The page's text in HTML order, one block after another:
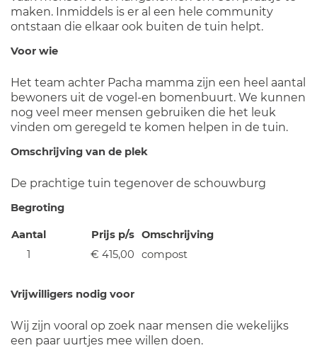
maken. Inmiddels is er al een hele community
ontstaan die elkaar ook buiten de tuin helpt.
Voor wie
Het team achter Pacha mamma zijn een heel aantal
bewoners uit de vogel-en bomenbuurt. We kunnen
nog veel meer mensen gebruiken die het leuk
vinden om geregeld te komen helpen in de tuin.
Omschrijving van de plek
De prachtige tuin tegenover de schouwburg
Begroting
Aantal Prijs p/s Omschrijving
1
€ 415,00 compost
Vrijwilligers nodig voor
Wij zijn vooral op zoek naar mensen die wekelijks
een paar uurtjes mee willen doen.